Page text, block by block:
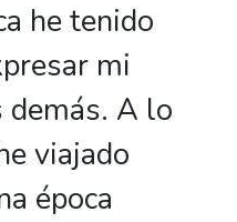
he tenido
mi
demás. A lo
viajado
época